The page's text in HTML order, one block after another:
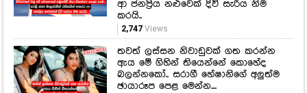
ආ ජනප්‍රිය නළුවෙක් දිවි සැරිය නිම
කරයි..
2,747Views
තවත් ලස්සන නිවාඩුවක් ගත කරන්න
ඇය මේ ගිහින් තියෙන්නේ කොහේද
බලන්නකෝ.. සරාගී හේෂානිගේ අලුත්ම
ඡායාරූප පෙළ මෙන්න....